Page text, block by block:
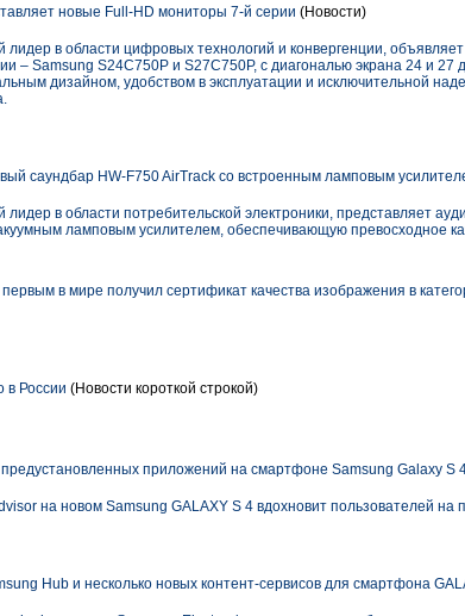
новые Full-HD мониторы 7-й серии (Новости)
в области цифровых технологий и конвергенции,
– Samsung S24C750P и S27C750P, с диагональю экрана 24 и 27
дизайном, удобством в эксплуатации и исключительной
саундбар HW-F750 AirTrack со встроенным ламповым
в области потребительской электроники, представляет
ламповым усилителем, обеспечивающую превосходное
в мире получил сертификат качества изображения в
в России (Новости короткой строкой)
приложений на смартфоне Samsung Galaxy S
на новом Samsung GALAXY S 4 вдохновит пользователей на
Hub и несколько новых контент-сервисов для смартфона